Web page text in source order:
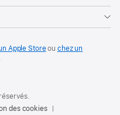
Apple Storeouchez un
.
des cookies